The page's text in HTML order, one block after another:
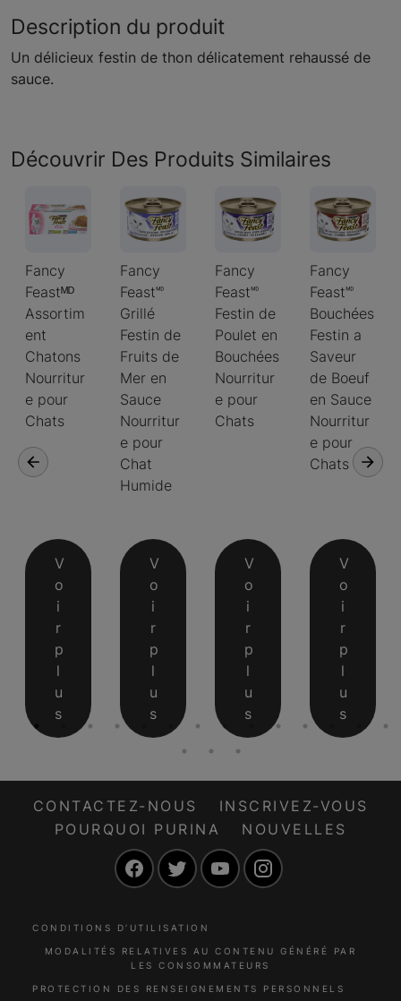
Description du produit
Un délicieux festin de thon délicatement rehaussé de
sauce.
Découvrir Des Produits Similaires
Fancy
Feastᴹᴰ
Assortim
ent
Chatons
Nourritur
e pour
Chats
V
o
i
r
p
l
u
s
Fancy
Feast🅫
Grillé
Festin de
Fruits de
Mer en
Sauce
Nourritur
e pour
Chat
Humide
V
o
i
r
p
l
u
s
Fancy
Feast🅫
Festin de
Poulet en
Bouchées
Nourritur
e pour
Chats
V
o
i
r
p
l
u
s
Fancy
Feast🅫
Bouchées
Festin a
Saveur
de Boeuf
en Sauce
Nourritur
e pour
Chats
V
o
i
r
p
l
u
s
CONTACTEZ-NOUS
INSCRIVEZ-VOUS
POURQUOI PURINA
NOUVELLES
FacebookTwitter YouTube
CONDITIONS D’UTILISATION
MODALITÉS RELATIVES AU CONTENU GÉNÉRÉ PAR
LES CONSOMMATEURS
PROTECTION DES RENSEIGNEMENTS PERSONNELS